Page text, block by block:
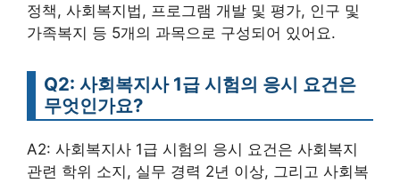
정책, 사회복지법, 프로그램 개발 및 평가, 인구 및
가족복지 등 5개의 과목으로 구성되어 있어요.
Q2: 사회복지사 1급 시험의 응시 요건은
무엇인가요?
A2: 사회복지사 1급 시험의 응시 요건은 사회복지
관련 학위 소지, 실무 경력 2년 이상, 그리고 사회복